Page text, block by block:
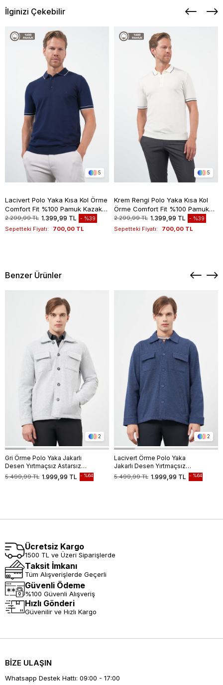
İlginizi Çekebilir
5
Lacivert Polo Yaka Kısa Kol Örme
Comfort Fit %100 Pamuk Kazak
1012260151
2.299,99 TL 1.399,99 TL %39
Sepetteki Fiyatı: 700,00 TL
5
Krem Rengi Polo Yaka Kısa Kol
Örme Comfort Fit %100 Pamuk
Kazak 1012260151
2.299,99 TL 1.399,99 TL %39
Sepetteki Fiyatı: 700,00 TL
Benzer Ürünler
2
Gri Örme Polo Yaka Jakarlı
Desen Yırtmaçsız Astarsız
Slim Fit Classic Gömlek Ceket
1007245161
1.999,99 TL
5.499,99 TL %64
2
Lacivert Örme Polo Yaka
Jakarlı Desen Yırtmaçsız
Astarsız Slim Fit Classic
Gömlek Ceket 1007245161
1.999,99 TL
5.499,99 TL %64
Ücretsiz Kargo
1500 TL ve Üzeri Siparişlerde
Taksit İmkanı
Tüm Alışverişlerde Geçerli
Güvenli Ödeme
%100 Güvenli Alışveriş
Hızlı Gönderi
Güvenilir ve Hızlı Kargo
BİZE ULAŞIN
Whatsapp Destek Hattı: 09:00 - 17:00